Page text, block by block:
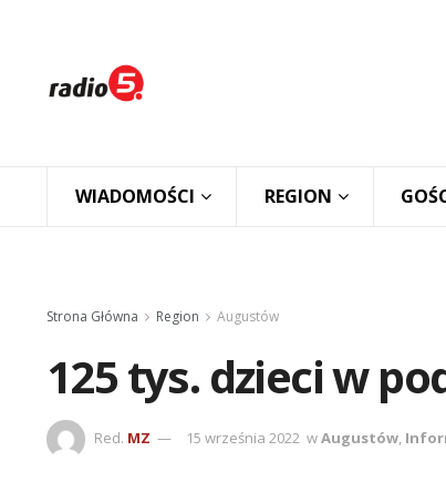
WIADOMOŚCI REGION
Strona Główna Region Augustów
125 tys. dzieci w
Red. MZ 15 września 2022 wAugustów,